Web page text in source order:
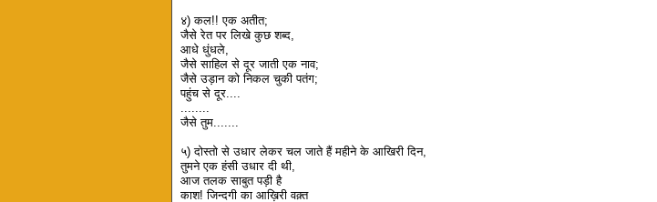
४) कल!! एक अतीत;
जैसे रेत पर लिखे कुछ शब्द,
आधे धुंधले,
जैसे साहिल से दूर जाती एक नाव;
जैसे उड़ान को निकल चुकी पतंग;
पहुंच से दूर....
........
जैसे तुम.......
५) दोस्तो से उधार लेकर चल जाते हैं महीने के आखिरी दिन,
तुमने एक हंसी उधार दी थी,
आज तलक साबुत पड़ी है
काश! जिन्दगी का आख़िरी वक़्त